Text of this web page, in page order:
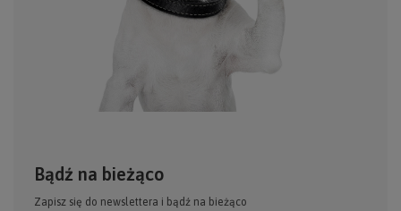
Bądź na bieżąco
Zapisz się do newslettera i bądź na bieżąco